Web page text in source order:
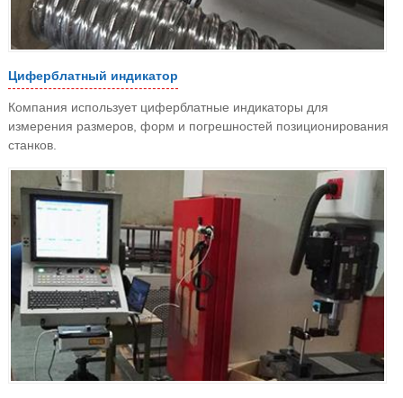
Циферблатный индикатор
Компания использует циферблатные индикаторы для
измерения размеров, форм и погрешностей позиционирования
станков.